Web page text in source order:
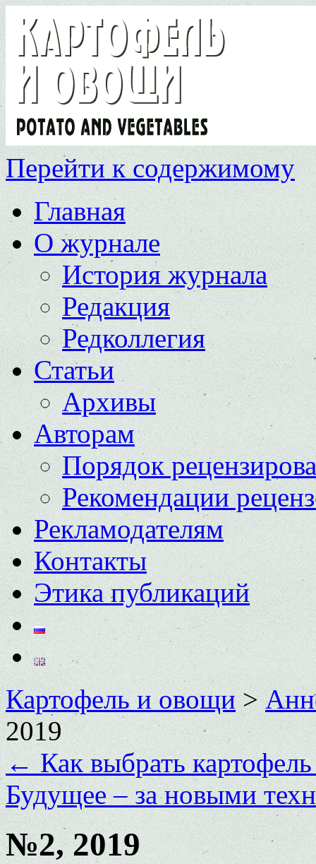
Перейти к содержимому
Главная
О журнале
История журнала
Редакция
Редколлегия
Статьи
Архивы
Авторам
Порядок
Рекомендации
Рекламодателям
Контакты
Этика публикаций
Картофель и овощи>
2019
←Как выбрать
Будущее – за новыми
№2, 2019